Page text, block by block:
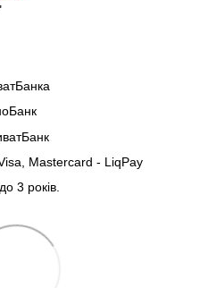
Mastercard - LiqPay
3 років.